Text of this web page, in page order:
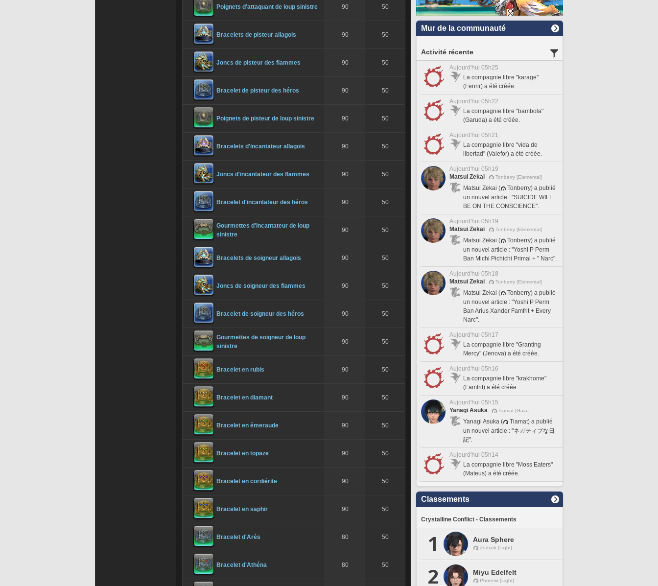
Poignets d'attaquant de loup sinistre 90 50
Bracelets de pisteur allagois 90 50
Joncs de pisteur des flammes 90 50
Bracelet de pisteur des héros 90 50
Poignets de pisteur de loup sinistre 90 50
Bracelets d'incantateur allagois 90 50
Joncs d'incantateur des flammes 90 50
Bracelet d'incantateur des héros 90 50
Gourmettes d'incantateur de loup
sinistre
90 50
Bracelets de soigneur allagois 90 50
Joncs de soigneur des flammes 90 50
Bracelet de soigneur des héros 90 50
Gourmettes de soigneur de loup
sinistre
90 50
Bracelet en rubis 90 50
Bracelet en diamant 90 50
Bracelet en émeraude 90 50
Bracelet en topaze 90 50
Bracelet en cordiérite 90 50
Bracelet en saphir 90 50
Bracelet d'Arès 80 50
Bracelet d'Athéna 80 50
Mur de la communauté
Activité récente
Aujourd'hui 05h25
La compagnie libre "karage"
(Fenrir) a été créée.
Aujourd'hui 05h22
La compagnie libre "bambola"
(Garuda) a été créée.
Aujourd'hui 05h21
La compagnie libre "vida de
libertad" (Valefor) a été créée.
Aujourd'hui 05h19
Matsui Zekai
Tonberry [Elemental]
Matsui Zekai (
Tonberry) a publié
un nouvel article : "SUICIDE WILL
BE ON THE CONSCIENCE".
Aujourd'hui 05h19
Matsui Zekai
Tonberry [Elemental]
Matsui Zekai (
Tonberry) a publié
un nouvel article : "Yoshi P Perm
Ban Michi Pichichi Primal + " Narc".
Aujourd'hui 05h18
Matsui Zekai
Tonberry [Elemental]
Matsui Zekai (
Tonberry) a publié
un nouvel article : "Yoshi P Perm
Ban Arius Xander Famfrit + Every
Narc".
Aujourd'hui 05h17
La compagnie libre "Granting
Mercy" (Jenova) a été créée.
Aujourd'hui 05h16
La compagnie libre "krakhome"
(Famfrit) a été créée.
Aujourd'hui 05h15
Yanagi Asuka
Tiamat [Gaia]
Yanagi Asuka (
Tiamat) a publié
un nouvel article : "ネガティブな日
記".
Aujourd'hui 05h14
La compagnie libre "Moss Eaters"
(Mateus) a été créée.
Classements
Crystalline Conflict - Classements
1 Aura Sphere
Zodiark [Light]
2 Miyu Edelfelt
Phoenix [Light]